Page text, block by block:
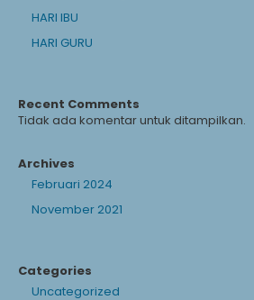
HARI IBU
HARI GURU
Recent Comments
Tidak ada komentar untuk ditampilkan.
Archives
Februari 2024
November 2021
Categories
Uncategorized